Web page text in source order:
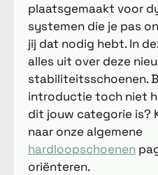
plaatsgemaakt voor
systemen die je pas
jij dat nodig hebt. In
alles uit over deze
stabiliteitsschoenen.
introductie toch niet
dit jouw categorie is?
naar onze algemene
hardloopschoenen
oriënteren.